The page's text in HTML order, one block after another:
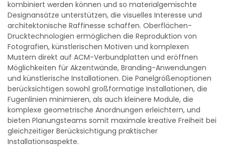
kombiniert werden können und so materialgemischte
Designansätze unterstützen, die visuelles Interesse und
architektonische Raffinesse schaffen. Oberflächen-
Drucktechnologien ermöglichen die Reproduktion von
Fotografien, künstlerischen Motiven und komplexen
Mustern direkt auf ACM-Verbundplatten und eröffnen
Möglichkeiten für Akzentwände, Branding-Anwendungen
und künstlerische Installationen. Die Panelgrößenoptionen
berücksichtigen sowohl großformatige Installationen, die
Fugenlinien minimieren, als auch kleinere Module, die
komplexe geometrische Anordnungen erleichtern, und
bieten Planungsteams somit maximale kreative Freiheit bei
gleichzeitiger Berücksichtigung praktischer
Installationsaspekte.